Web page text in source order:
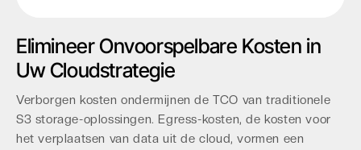
Elimineer Onvoorspelbare Kosten in
Uw Cloudstrategie
Verborgen kosten ondermijnen de TCO van traditionele
S3 storage-oplossingen. Egress-kosten, de kosten voor
het verplaatsen van data uit de cloud, vormen een